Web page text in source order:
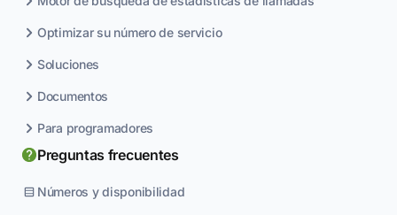
Optimizar su número de servicio
Soluciones
Documentos
Para programadores
Preguntas frecuentes
Números y disponibilidad